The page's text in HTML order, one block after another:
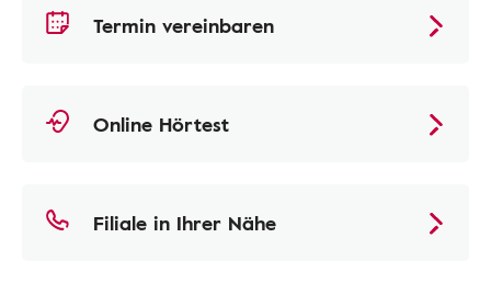
Termin vereinbaren
Online Hörtest
Filiale in Ihrer Nähe